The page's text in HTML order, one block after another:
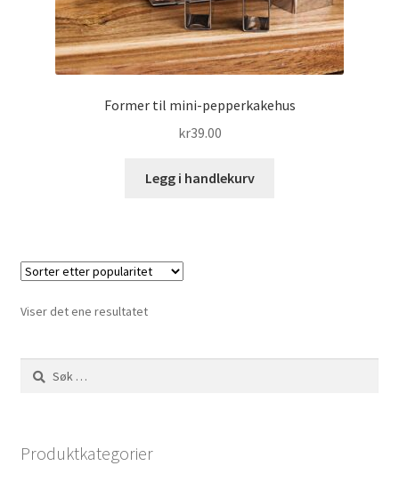
Former til mini-pepperkakehus
kr39.00
Legg i handlekurv
Viser det ene resultatet
Søk
etter:
Produktkategorier